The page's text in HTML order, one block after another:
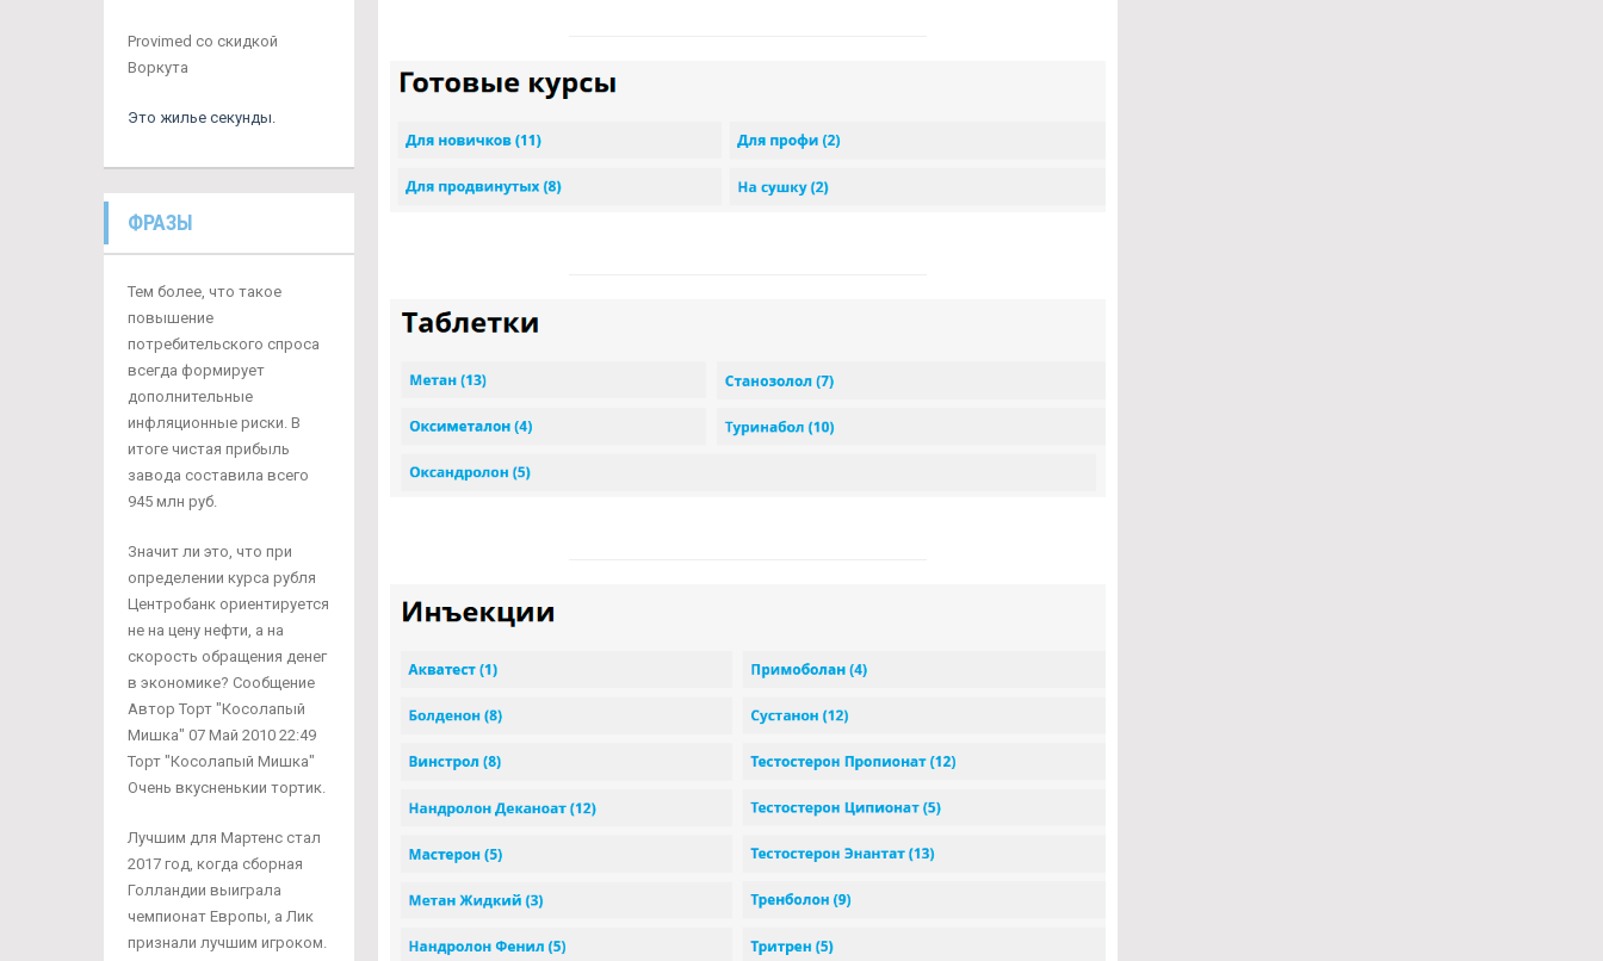
Provimed со скидкой
Воркута
Это жилье секунды.
ФРАЗЫ
Тем более, что такое
повышение
потребительского спроса
всегда формирует
дополнительные
инфляционные риски. В
итоге чистая прибыль
завода составила всего
945 млн руб.
Значит ли это, что при
определении курса рубля
Центробанк ориентируется
не на цену нефти, а на
скорость обращения денег
в экономике? Сообщение
Автор Торт "Косолапый
Мишка" 07 Май 2010 22:49
Торт "Косолапый Мишка"
Очень вкусненькии тортик.
Лучшим для Мартенс стал
2017 год, когда сборная
Голландии выиграла
чемпионат Европы, а Лик
признали лучшим игроком.